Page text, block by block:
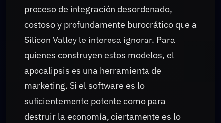
proceso de integración desordenado,
costoso y profundamente burocrático que a
Silicon Valley le interesa ignorar. Para
quienes construyen estos modelos, el
apocalipsis es una herramienta de
marketing. Si el software es lo
suficientemente potente como para
destruir la economía, ciertamente es lo